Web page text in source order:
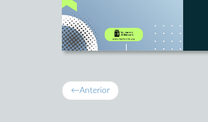
←Anterior